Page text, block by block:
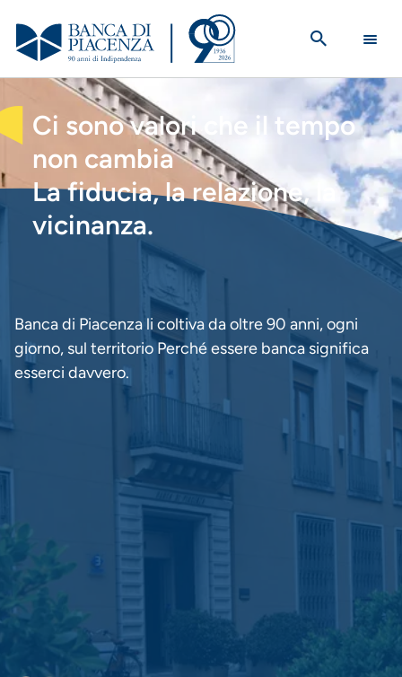
contenuto
principale
HOMEPAGE
Ci sono valori che il tempo
non cambia
La fiducia, la relazione, la
vicinanza.
Banca di Piacenza li coltiva da oltre 90 anni, ogni
giorno, sul territorio Perché essere banca significa
esserci davvero.